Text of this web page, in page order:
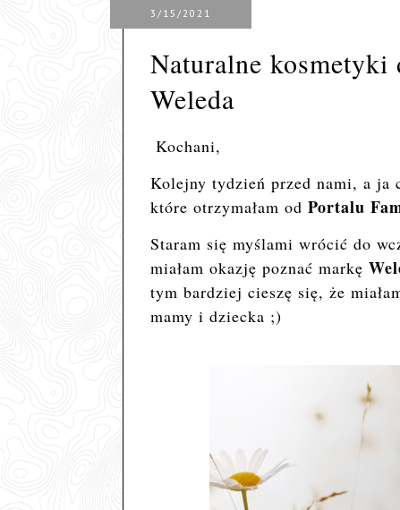
3/15/2021
Naturalne
Weleda
Kochani,
Kolejny tydzień przed nami, a ja
które otrzymałam od Portalu
Staram się myślami wrócić do
miałam okazję poznać markę
tym bardziej cieszę się, że
mamy i dziecka ;)